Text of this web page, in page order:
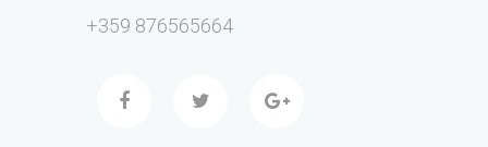
+359 876565664